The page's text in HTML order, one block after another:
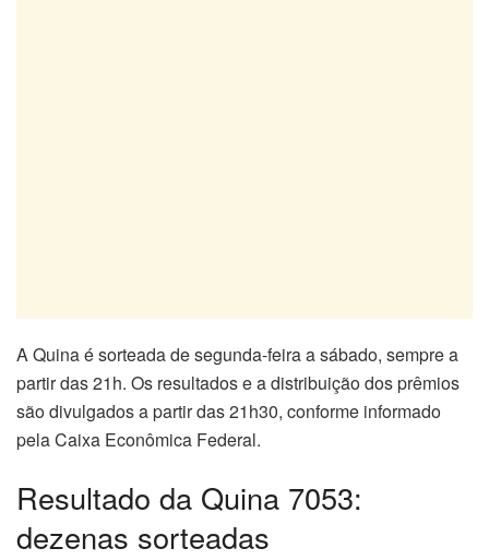
A Quina é sorteada de segunda-feira a sábado, sempre a
partir das 21h. Os resultados e a distribuição dos prêmios
são divulgados a partir das 21h30, conforme informado
pela Caixa Econômica Federal.
Resultado da Quina 7053:
dezenas sorteadas